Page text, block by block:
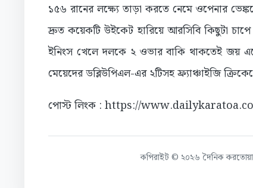
১৫৬ রানের লক্ষ্যে তাড়া করতে নেমে ওপেনার
দ্রুত কয়েকটি উইকেট হারিয়ে আরসিবি কিছুটা
ইনিংস খেলে দলকে ২ ওভার বাকি থাকতেই জয়
মেয়েদের ডব্লিউপিএল-এর ২টিসহ ফ্র্যাঞ্চাইজি
পোস্ট লিংক : https://
কপিরাইট © ২০২৬ দৈনিক